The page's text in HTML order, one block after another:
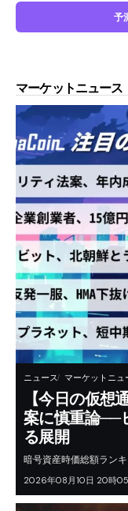
予
マーケットニュース
ニュース マーケットニュ
【今日の仮想
案に慎重論──
る展開
暗号資産時価総額ラン
2026年08月10日 20時